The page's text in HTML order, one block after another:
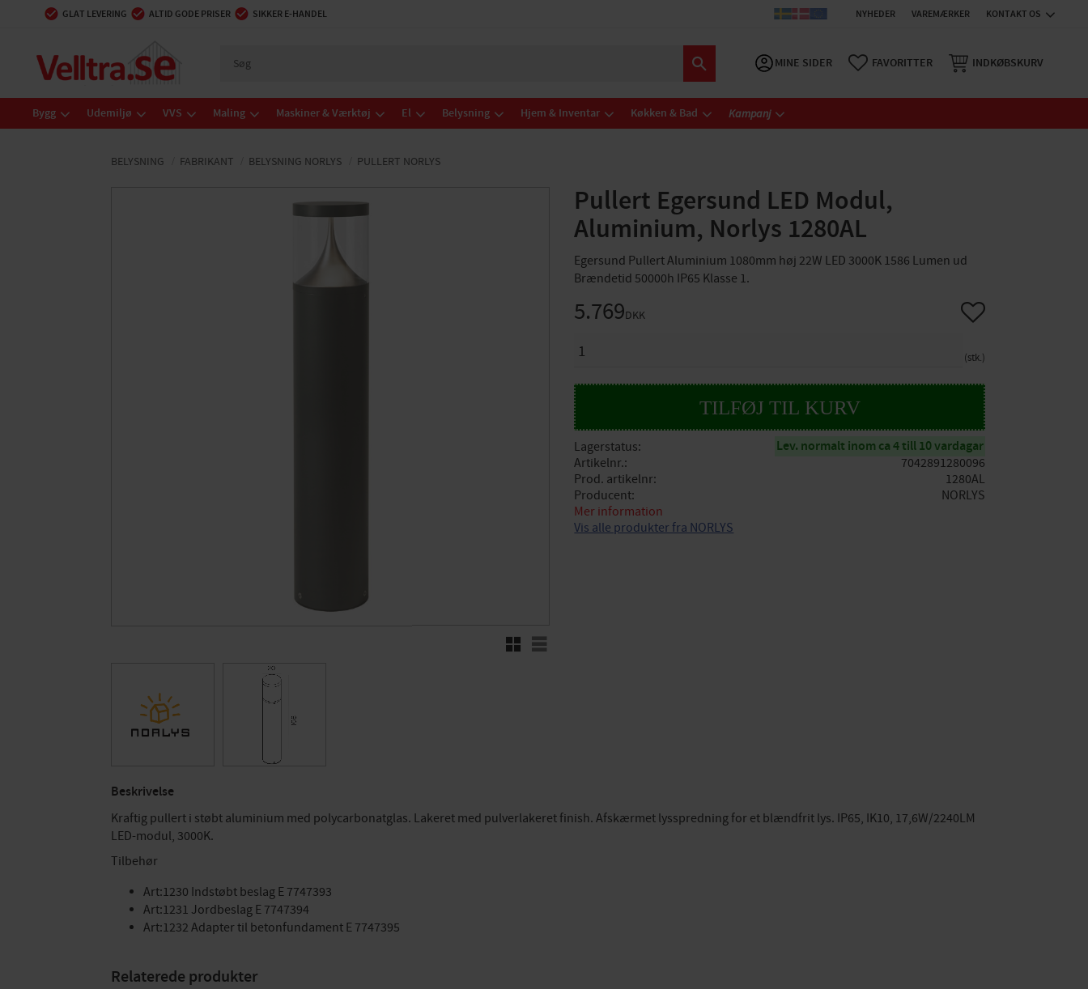
GLAT LEVERING ALTID GODE PRISER SIKKER E-HANDEL NYHEDER VAREMÆRKER KONTAKT OS
MINE SIDER FAVORITTER INDKØBSKURV
Bygg Udemiljø VVS Maling Maskiner & Værktøj El Belysning Hjem & Inventar Køkken & Bad Kampanj
BELYSNING FABRIKANT BELYSNING NORLYS PULLERT NORLYS
Pullert Egersund LED Modul,
Aluminium, Norlys 1280AL
Egersund Pullert Aluminium 1080mm høj 22W LED 3000K 1586 Lumen ud
Brændetid 50000h IP65 Klasse 1.
RutenettListe
5.769DKK
stk.
Gem som favorit
Lagerstatus Lev. normalt inom ca 4 till 10 vardagar
Artikelnr.
7042891280096
Prod. artikelnr
1280AL
Producent
NORLYS
Mer information
Vis alle produkter fra NORLYS
Beskrivelse
Kraftig pullert i støbt aluminium med polycarbonatglas. Lakeret med pulverlakeret finish. Afskærmet lysspredning for et blændfrit lys. IP65, IK10, 17,6W/2240LM
LED-modul, 3000K.
Tilbehør
Art:1230 Indstøbt beslag E 7747393
Art:1231 Jordbeslag E 7747394
Art:1232 Adapter til betonfundament E 7747395
Relaterede produkter